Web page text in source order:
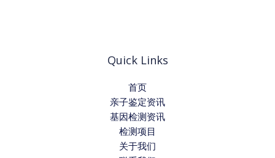
Quick Links
首页
亲子鉴定资讯
基因检测资讯
检测项目
关于我们